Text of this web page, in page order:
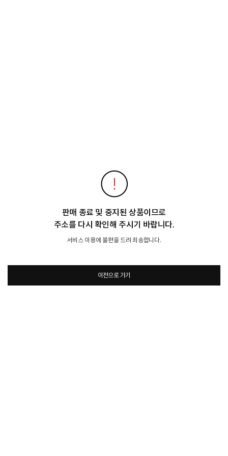
판매 종료 및 중지된 상품이므로
주소를 다시 확인해 주시기 바랍니다.
서비스 이용에 불편을 드려 죄송합니다.
이전으로 가기